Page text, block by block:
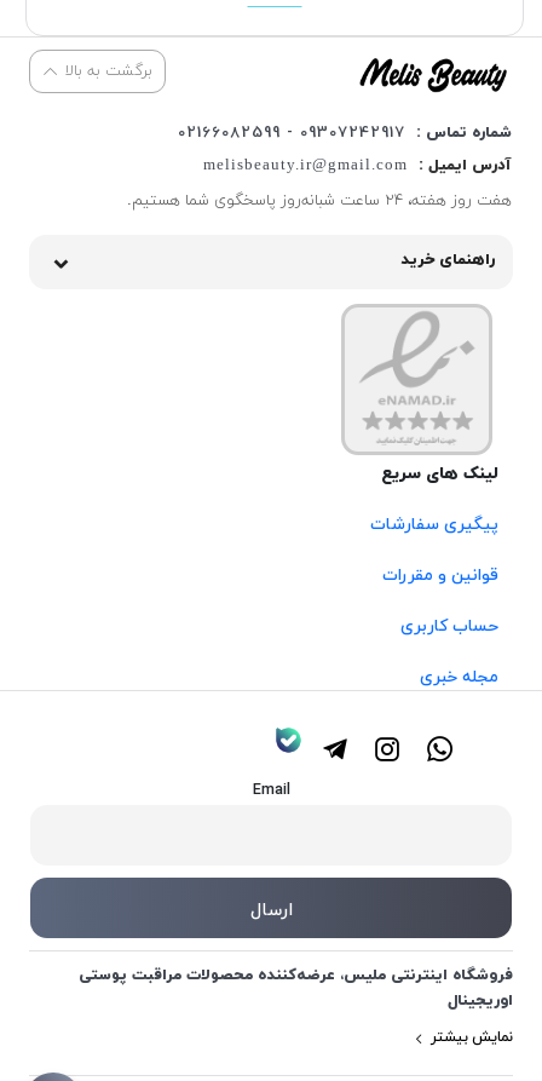
برگشت به بالا
شماره تماس :
09307242917 - 02166082599
آدرس ایمیل :
melisbeauty.ir@gmail.com
هفت روز هفته، ۲۴ ساعت شبانه‌روز پاسخگوی شما هستیم.
راهنمای خرید
لینک های سریع
پیگیری سفارشات
قوانین و مقررات
حساب کاربری
مجله خبری
Email
فروشگاه اینترنتی ملیس، عرضه‌کننده محصولات مراقبت پوستی
اوریجینال
نمایش بیشتر